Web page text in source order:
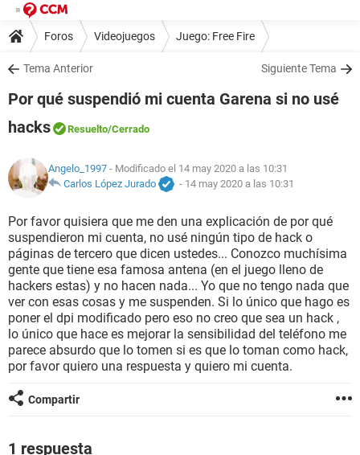
Foros Videojuegos Juego: Free Fire
Tema Anterior Siguiente Tema
Por qué suspendió mi cuenta Garena si no usé
hacks
Resuelto/Cerrado
Angelo_1997 - Modificado el 14 may 2020 a las 10:31
Carlos López Jurado
- 14 may 2020 a las 10:31
Por favor quisiera que me den una explicación de por qué
suspendieron mi cuenta, no usé ningún tipo de hack o
páginas de tercero que dicen ustedes... Conozco muchísima
gente que tiene esa famosa antena (en el juego lleno de
hackers estas) y no hacen nada... Yo que no tengo nada que
ver con esas cosas y me suspenden. Si lo único que hago es
poner el dpi modificado pero eso no creo que sea un hack ,
lo único que hace es mejorar la sensibilidad del teléfono me
parece absurdo que lo tomen si es que lo toman como hack,
por favor quiero una respuesta y quiero mi cuenta.
Compartir
1 respuesta